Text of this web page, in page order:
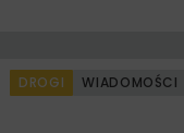
DROGI WIADOMOŚCI